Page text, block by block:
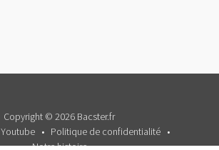
Copyright © 2026 Bacster.fr
Youtube
Politique de confidentialité
Notre histoire